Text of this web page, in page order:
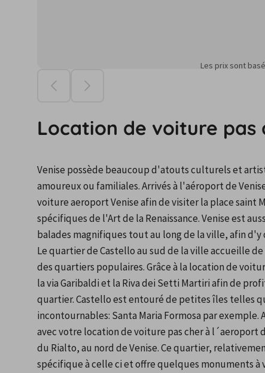
Les prix sont
Location de voiture
Venise possède beaucoup d'atouts culturels et
amoureux ou familiales. Arrivés à l'aéroport de
voiture aeroport Venise afin de visiter la place saint
spécifiques de l'Art de la Renaissance. Venise est
balades magnifiques tout au long de la ville, afin
Le quartier de Castello au sud de la ville accueille
des quartiers populaires. Grâce à la location de
la via Garibaldi et la Riva dei Setti Martiri afin de
quartier. Castello est entouré de petites îles telles
incontournables: Santa Maria Formosa par
avec votre location de voiture pas cher à l´aeroport
du Rialto, au nord de Venise. Ce quartier,
spécifique à celle ci et offre quelques monuments